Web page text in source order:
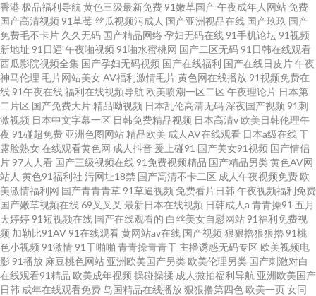
香港 极品福利导航 黄色三级最新免费 91嫩草国产午夜成年人网站 免费
国产高清视频 91草莓 丝瓜视频污成人 国产亚洲视品在线 国产玖玖 国产
免费毛不卡片 久久无码 国产精品网络 孕妇无码在线 91手机论坛 91视频
新地址 91日逼 午夜啪视频 91啪水蜜桃网 国产二区无码 91日韩在线观看
西瓜影院视频全集 国产孕妇无码视频 国产在线福利 国产在线日皮片午夜
神马伦理 毛片网站美女AV福利激情毛片黄色网在线播放 91视频免费在
线 91午夜在线福利在线视频导航 欧美喷潮一区二区 午夜理论片 日本第
二片区 国产免费大片 精品呦视频 日本乱伦高清无码深夜国产视频 91刺
激视频 日本中文字幕一区 日韩免费精品视频 日本高清v 欧美日韩伦理午
夜 91碰超免费 亚洲色图网站 精品欧美 成人AV在线观看 日本a级在线干
露脸熟女在线观看黄色网 成人抖音 爰上碰91 国产美女91视频 国产情侣
片 97人人看 国产三级视频在线 91免费视频精品 国产精品另类黄色AV网
站人 黄色91福利社 污网址18禁 国产高清不卡二区 成人午夜视频免费 欧
美激情福利网 国产青青青草 91草逼视频 免费看片日韩 午夜视频福利免费
国产嫩草视频在线69叉叉叉 最新日本在线视频 日韩成人a 青青操91 五月
天婷婷 91短视频在线 国产在线观看的 白丝美女自慰网站 91福利免费视
频 加勒比91AV 91在线观看黄网站av在线 国产视频 狠狠擼狠狠擼 91桃
色小视频 91激情 91干啪啪 青青操青青干 主播诱惑无码专区 欧美视频电
影 91播放 麻豆桃色网站 亚洲欧美国产另类 欧美伦理另类 国产刺激对白
在线观看91精品 欧美成年视频 操碰操揉 成人微拍福利导航 亚洲欧美国产
日韩 成年在线观看免费 岛国精品在线播放狠狠撸第四色 欧美一页女同